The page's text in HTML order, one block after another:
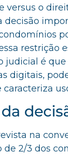
o
decisão
restrição
é que
digitais,
na
de 2/3 dos